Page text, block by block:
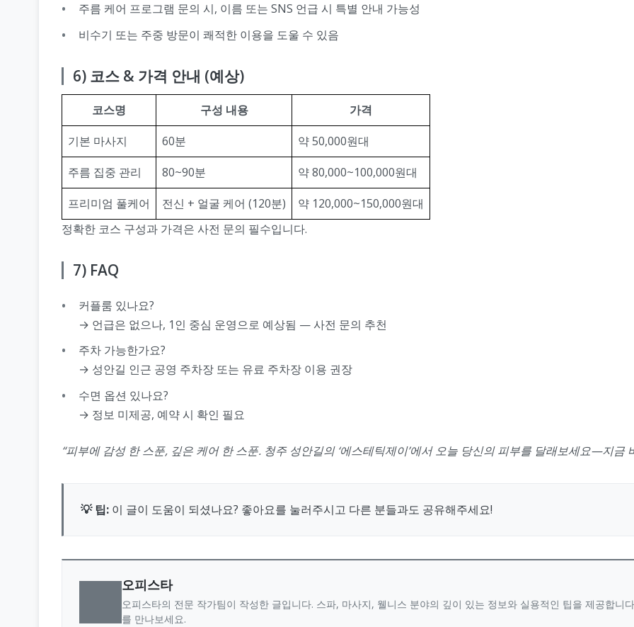
주름 케어 프로그램 문의 시, 이름 또는 SNS 언급 시 특별 안내 가능성
비수기 또는 주중 방문이 쾌적한 이용을 도울 수 있음
6) 코스 & 가격 안내 (예상)
코스명 구성 내용
가격
기본 마사지
60분
약 50,000원대
주름 집중 관리
80~90분
약 80,000~100,000원대
프리미엄 풀케어
전신 + 얼굴 케어 (120분)
약 120,000~150,000원대
정확한 코스 구성과 가격은 사전 문의 필수입니다.
7) FAQ
커플룸 있나요?
→ 언급은 없으나, 1인 중심 운영으로 예상됨 — 사전 문의 추천
주차 가능한가요?
→ 성안길 인근 공영 주차장 또는 유료 주차장 이용 권장
수면 옵션 있나요?
→ 정보 미제공, 예약 시 확인 필요
“피부에 감성 한 스푼, 깊은 케어 한 스푼. 청주 성안길의 ‘에스테틱제이’에서 오늘 당신의 피부를 달래보세요—지금
💡 팁: 이 글이 도움이 되셨나요? 좋아요를 눌러주시고 다른 분들과도 공유해주세요!
오피스타
오피스타의 전문 작가팀이 작성한 글입니다. 스파, 마사지, 웰니스 분야의 깊이 있는 정보와 실용적인 팁을 제공합니
를 만나보세요.